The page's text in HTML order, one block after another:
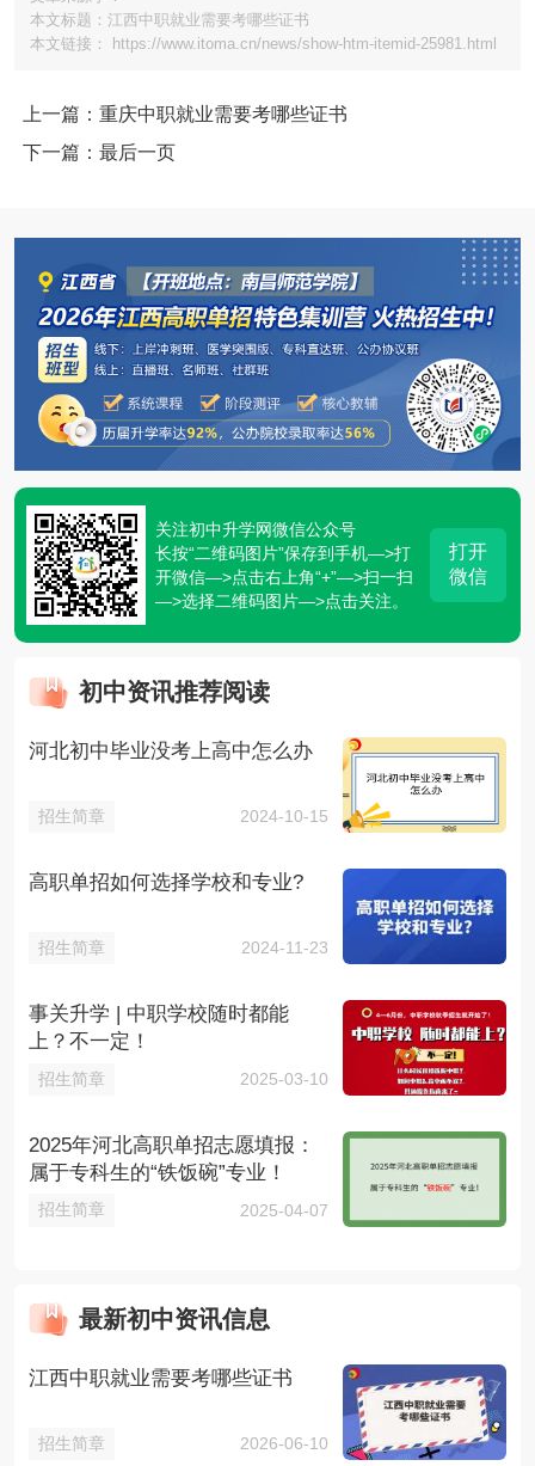
本文标题：江西中职就业需要考哪些证书
本文链接： https://www.itoma.cn/news/show-htm-itemid-25981.html
上一篇：重庆中职就业需要考哪些证书
下一篇：最后一页
关注初中升学网微信公众号
长按“二维码图片”保存到手机—>打
开微信—>点击右上角“+”—>扫一扫
—>选择二维码图片—>点击关注。
打开
微信
初中资讯推荐阅读
河北初中毕业没考上高中怎么办
招生简章 2024-10-15
高职单招如何选择学校和专业?
招生简章 2024-11-23
事关升学 | 中职学校随时都能
上？不一定！
招生简章 2025-03-10
2025年河北高职单招志愿填报：
属于专科生的“铁饭碗”专业！
招生简章 2025-04-07
最新初中资讯信息
江西中职就业需要考哪些证书
招生简章 2026-06-10